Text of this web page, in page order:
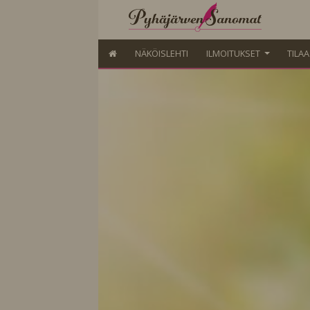
NÄKÖISLEHTI ILMOITUKSET